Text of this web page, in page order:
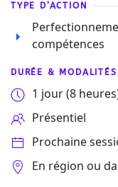
TYPE D’ACTION
compétences
DURÉE & MODALITÉS
1 jour (8
Présentiel
Prochaine
En région ou